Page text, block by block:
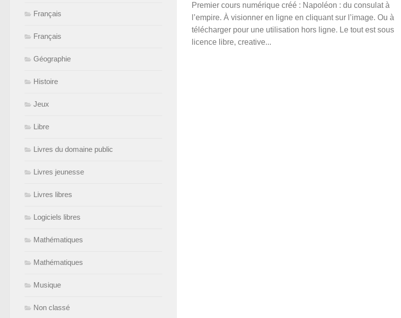
Premier cours numérique créé : Napoléon : du consulat à
l’empire. À visionner en ligne en cliquant sur l’image. Ou à
télécharger pour une utilisation hors ligne. Le tout est sous
licence libre, creative...
Français
Français
Géographie
Histoire
Jeux
Libre
Livres du domaine public
Livres jeunesse
Livres libres
Logiciels libres
Mathématiques
Mathématiques
Musique
Non classé